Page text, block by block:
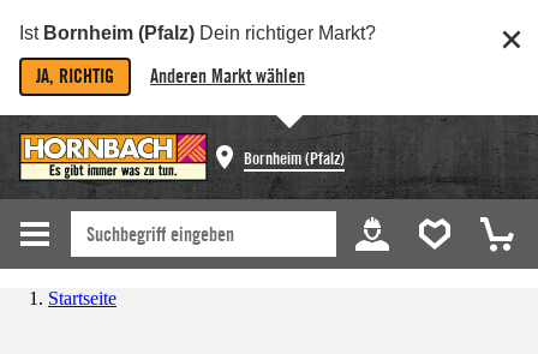
Ist Bornheim (Pfalz) Dein richtiger Markt?
JA, RICHTIG Anderen Markt wählen
Bornheim (Pfalz)
Startseite